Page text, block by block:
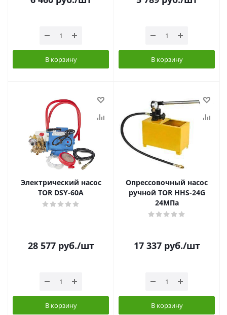
В корзину В корзину
Электрический насос
TOR DSY-60A
28 577руб./шт
В корзину
Опрессовочный насос
ручной TOR HHS-24G
24МПа
17 337руб./шт
В корзину